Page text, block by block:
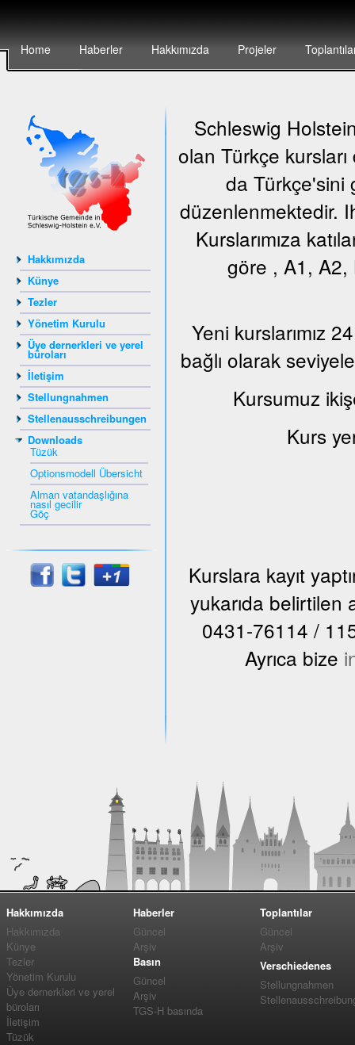
Home Haberler Hakkımızda Projeler
Hakkımızda
Künye
Tezler
Yönetim Kurulu
Üye dernerkleri ve yerel
büroları
İletişim
Stellungnahmen
Stellenausschreibungen
Downloads
Tüzük
Optionsmodell Übersicht
Alman vatandaşlığına
nasıl gecilir
Göç
Schleswig
olan Türkçe
da Türkçe'sini
düzenlenmektedir.
Kurslarımıza
göre , A1, A2,
Yeni kurslarımız
bağlı olarak
Kursumuz
Kurs
Kurslara kayıt
yukarıda
0431-76114 /
Ayrıca bize
Hakkımızda
Hakkımızda
Künye
Tezler
Yönetim Kurulu
Üye dernerkleri ve yerel
büroları
İletişim
Tüzük
Haberler
Güncel
Arşiv
Basın
Güncel
Arşiv
TGS-H basında
Toplantılar
Güncel
Arşiv
Verschiedenes
Stellungnahmen